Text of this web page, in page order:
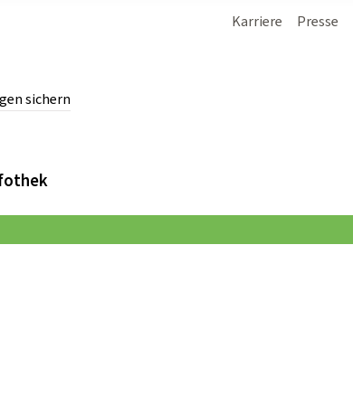
sichern
Karriere Presse